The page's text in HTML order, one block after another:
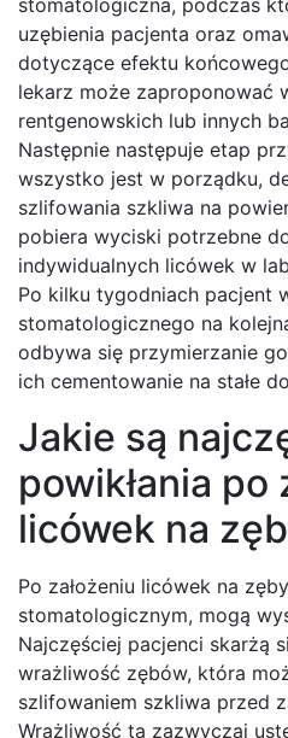
stomatologiczna, podczas
uzębienia pacjenta oraz
dotyczące efektu
lekarz może zaproponować
rentgenowskich lub innych
Następnie następuje etap
wszystko jest w porządku,
szlifowania szkliwa na
pobiera wyciski potrzebne
indywidualnych licówek w
Po kilku tygodniach pacjent
stomatologicznego na
odbywa się przymierzanie
ich cementowanie na stałe
Jakie są
powikłania po
licówek na
Po założeniu licówek na
stomatologicznym, mogą
Najczęściej pacjenci skarżą
wrażliwość zębów, która
szlifowaniem szkliwa przed
Wrażliwość ta zazwyczaj